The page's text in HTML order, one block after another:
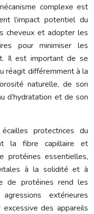
complexe est
l’impact potentiel du
cheveux et adopter les
pour minimiser les
Il est important de se
réagit différemment à la
naturelle, de son
d’hydratation et de son
protectrices du
la fibre capillaire et
protéines essentielles,
à la solidité et à
de protéines rend les
extérieures
des appareils